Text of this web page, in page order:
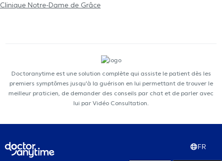
Clinique Notre-Dame de Grâce
Doctoranytime est une solution complète qui assiste le patient dès les
premiers symptômes jusqu'à la guérison en lui permettant de trouver le
meilleur praticien, de demander des conseils par chat et de parler avec
lui par Vidéo Consultation.
FR